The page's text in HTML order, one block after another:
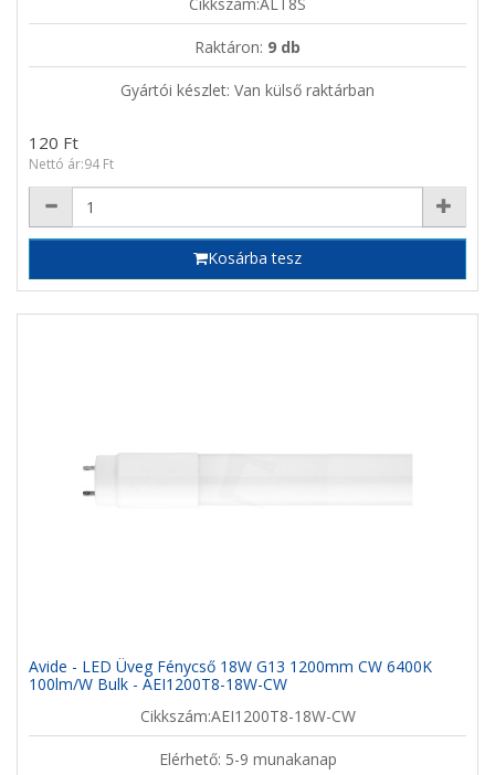
Raktáron: 9 db
Gyártói készlet: Van külső raktárban
120 Ft
Nettó ár:94 Ft
Kosárba tesz
Avide - LED Üveg Fénycső 18W G13 1200mm CW 6400K
100lm/W Bulk - AEI1200T8-18W-CW
Cikkszám:AEI1200T8-18W-CW
Elérhető: 5-9 munakanap